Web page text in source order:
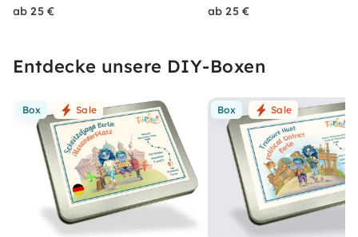
ab 25 € ab 25 €
Entdecke unsere DIY-Boxen
Box Sale Box Sale